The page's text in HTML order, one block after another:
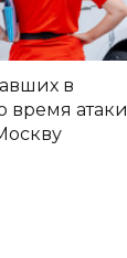
в
время атаки